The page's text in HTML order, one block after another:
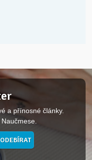
a přínosné články.